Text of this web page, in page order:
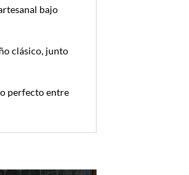
bajo
clásico, junto
perfecto entre